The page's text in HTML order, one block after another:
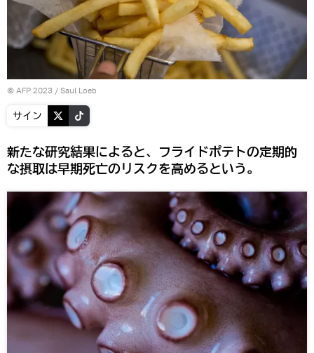
© AFP 2023 / Saul Loeb
サイン
新たな研究結果によると、フライドポテトの定期的
な摂取は早期死亡のリスクを高めるという。